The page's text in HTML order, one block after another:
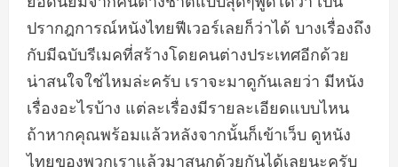
ปรากฎการณ์หนังไทยฟีเวอร์เลยก็ว่าได้ บางเรื่องถึง
กับมีฉบับรีเมคที่สร้างโดยคนต่างประเทศอีกด้วย
น่าสนใจใช่ไหมล่ะครับ เราจะมาดูกันเลยว่า มีหนัง
เรื่องอะไรบ้าง แต่ละเรื่องมีรายละเอียดแบบไหน
ถ้าหากคุณพร้อมแล้วหลังจากนั้นก็เข้าเว็บ ดูหนัง
ไทยของพวกเราแล้วมาสนุกด้วยกันได้เลยนะครับ